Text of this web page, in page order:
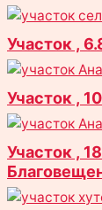
Участок ,
Участок ,
Участок ,